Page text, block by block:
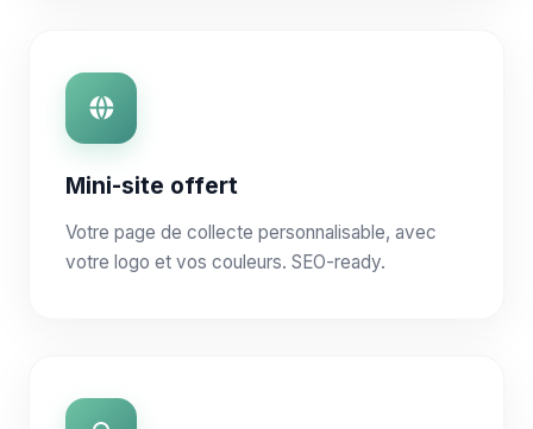
Mini-site offert
Votre page de collecte personnalisable, avec
votre logo et vos couleurs. SEO-ready.